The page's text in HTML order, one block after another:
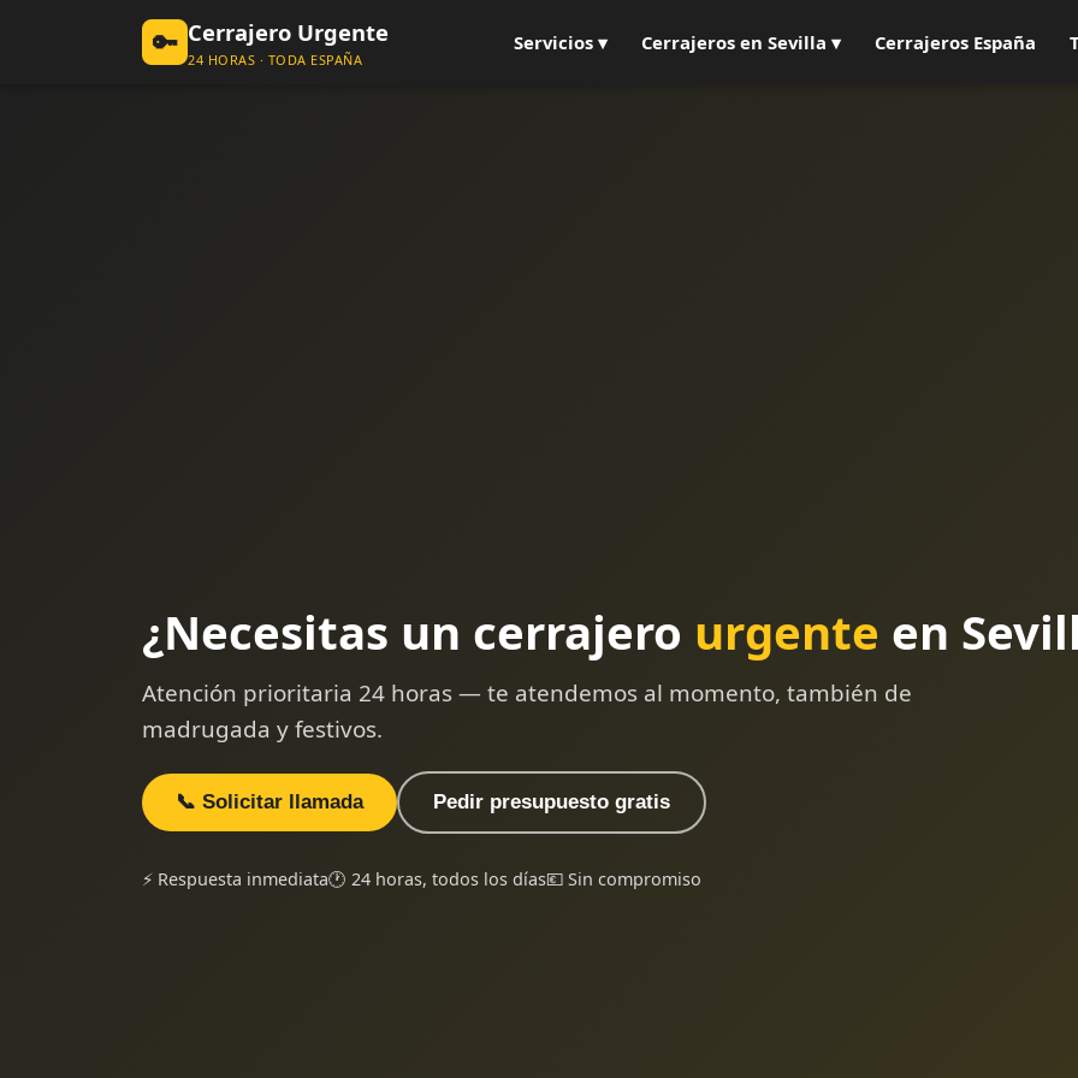
🔑 Cerrajero Urgente
24 HORAS · TODA ESPAÑA
Servicios ▾ Cerrajeros en Sevilla ▾ Cerrajeros España
¿Necesitas un cerrajero urgente en
Atención prioritaria 24 horas — te atendemos al momento, también de
madrugada y festivos.
📞 Solicitar llamada Pedir presupuesto gratis
⚡ Respuesta inmediata🕐 24 horas, todos los días💶 Sin compromiso